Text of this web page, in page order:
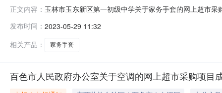
正文内容： 玉林市玉东新区第一初级中学关于家务手套的网上超市
码:450940项目所在行政区划名称:玉东新区报价起止时
发布时间： 2023-05-29 11:32
相关产品：
家务手套
百色市人民政府办公室关于空调的网上超市采购项目